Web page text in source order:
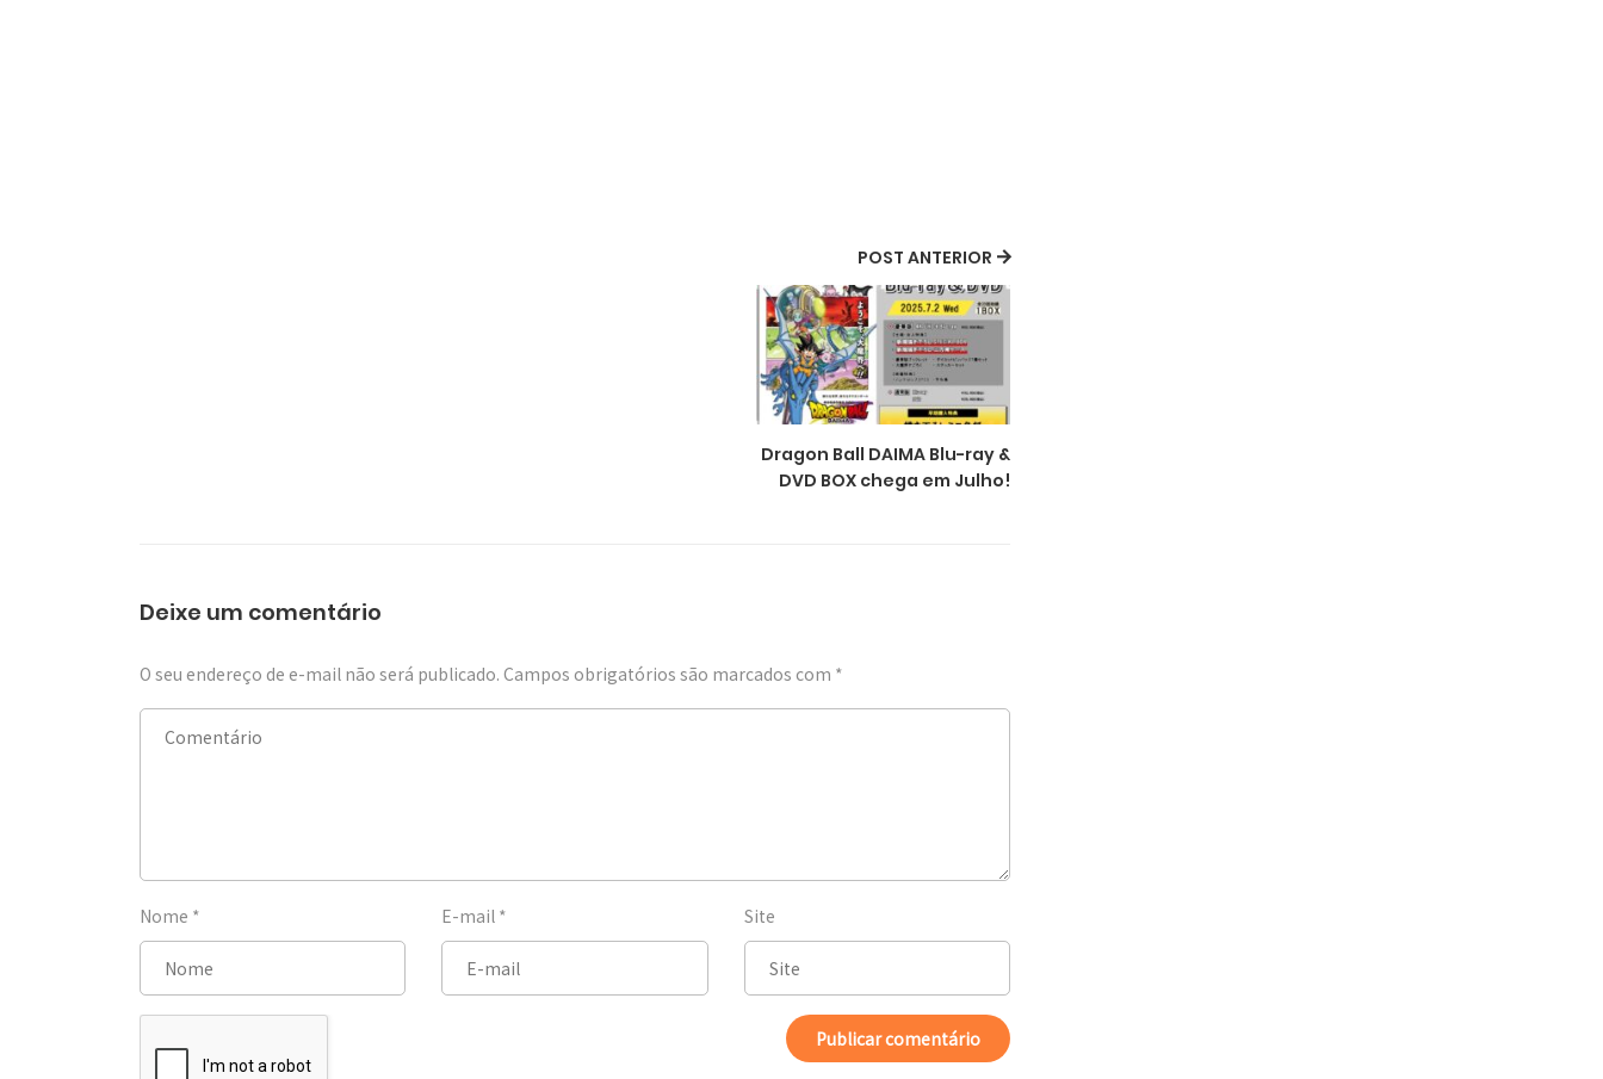
POST ANTERIOR
Dragon Ball DAIMA Blu-ray &
DVD BOX chega em Julho!
Deixe um comentário
O seu endereço de e-mail não será publicado. Campos obrigatórios são marcados com *
Nome * E-mail * Site